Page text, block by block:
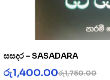
සසදර – SASADARA
රු1,750.00
රු1,400.00